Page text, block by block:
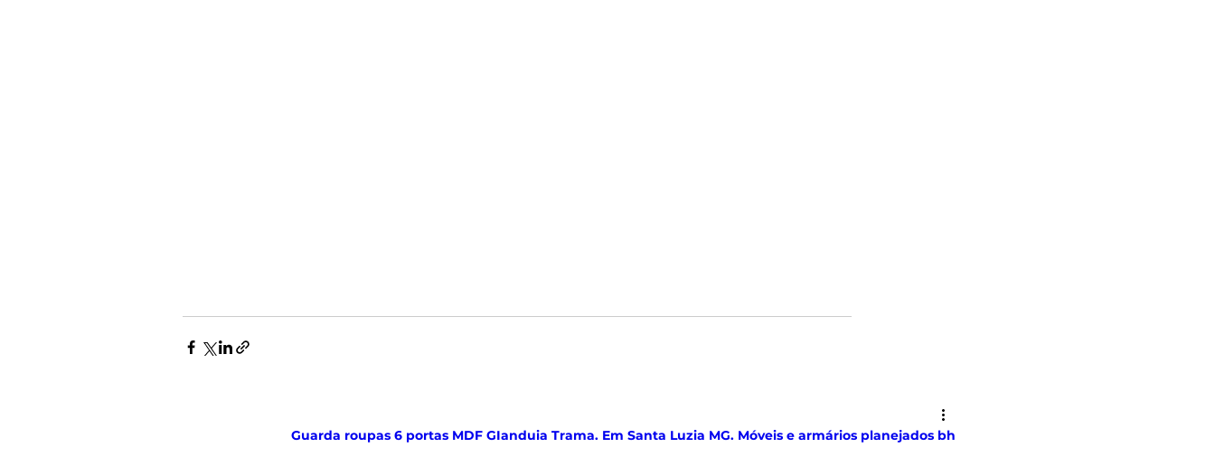
Guarda roupas 6 portas MDF GIanduia Trama. Em Santa Luzia MG. Móveis e armários planejados bh